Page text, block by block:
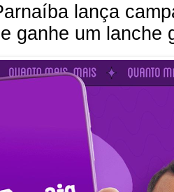
lança
ganhe um lanche